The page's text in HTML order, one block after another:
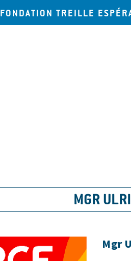
FONDATION TREILLE
MGR
Mgr